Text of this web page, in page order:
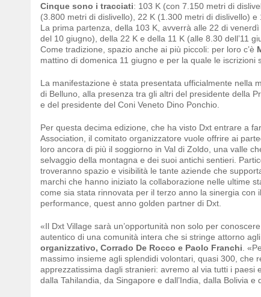
Cinque sono i tracciati: 103 K (con 7.150 metri di
(3.800 metri di dislivello), 22 K (1.300 metri di dislivello) e
La prima partenza, della 103 K, avverrà alle 22 di
del 10 giugno), della 22 K e della 11 K (alle 8.30 dell’11
Come tradizione, spazio anche ai più piccoli: per loro c’è
mattino di domenica 11 giugno e per la quale le iscrizioni
La manifestazione è stata presentata ufficialmente nella
di Belluno, alla presenza tra gli altri del presidente della
e del presidente del Coni Veneto Dino Ponchio.
Per questa decima edizione, che ha visto Dxt entrare a
Association, il comitato organizzatore vuole offrire ai
loro ancora di più il soggiorno in Val di Zoldo, una valle
selvaggio della montagna e dei suoi antichi sentieri.
troveranno spazio e visibilità le tante aziende che
marchi che hanno iniziato la collaborazione nelle ultime
come sia stata rinnovata per il terzo anno la sinergia
performance, quest anno golden partner di Dxt.
«Il Dxt Village sarà un’opportunità non solo per
autentico di una comunità intera che si stringe attorno
organizzativo, Corrado De Rocco e Paolo Franchi .
massimo insieme agli splendidi volontari, quasi 300, che
apprezzatissima dagli stranieri: avremo al via tutti i
dalla Tahilandia, da Singapore e dall’India, dalla Bolivia e